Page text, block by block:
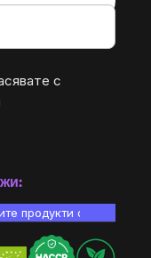
с
продукти са